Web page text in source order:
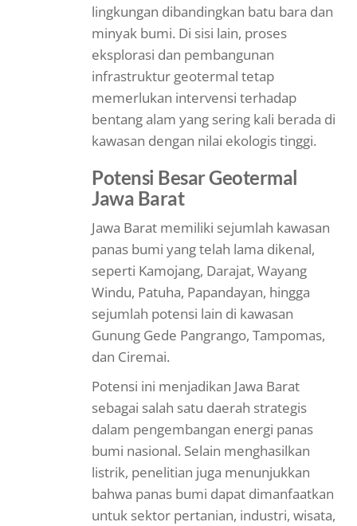
lingkungan dibandingkan batu bara dan
minyak bumi. Di sisi lain, proses
eksplorasi dan pembangunan
infrastruktur geotermal tetap
memerlukan intervensi terhadap
bentang alam yang sering kali berada di
kawasan dengan nilai ekologis tinggi.
Potensi Besar Geotermal
Jawa Barat
Jawa Barat memiliki sejumlah kawasan
panas bumi yang telah lama dikenal,
seperti Kamojang, Darajat, Wayang
Windu, Patuha, Papandayan, hingga
sejumlah potensi lain di kawasan
Gunung Gede Pangrango, Tampomas,
dan Ciremai.
Potensi ini menjadikan Jawa Barat
sebagai salah satu daerah strategis
dalam pengembangan energi panas
bumi nasional. Selain menghasilkan
listrik, penelitian juga menunjukkan
bahwa panas bumi dapat dimanfaatkan
untuk sektor pertanian, industri, wisata,